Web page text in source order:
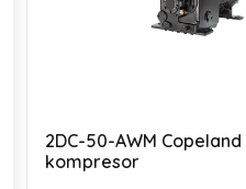
2DC-50-AWM
kompresor